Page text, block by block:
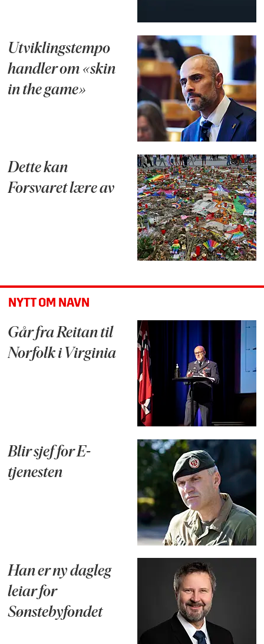
Utviklingstempo
handler om «skin
in the game»
Dette kan
Forsvaret lære av
NYTT OM NAVN
Går fra Reitan til
Norfolk i Virginia
Blir sjef for E-
tjenesten
Han er ny dagleg
leiar for
Sønstebyfondet